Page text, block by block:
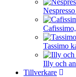
Tassimo
Illy och
Tillverkare